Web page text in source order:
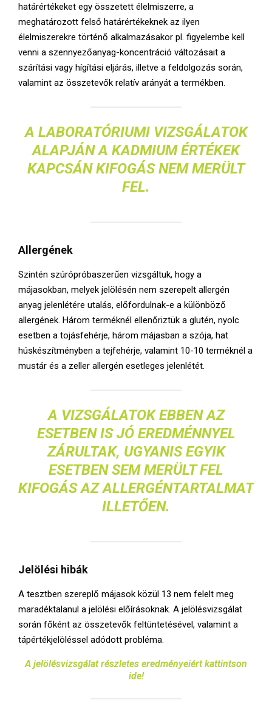
határértékeket egy összetett élelmiszerre, a
meghatározott felső határértékeknek az ilyen
élelmiszerekre történő alkalmazásakor pl. figyelembe kell
venni a szennyezőanyag-koncentráció változásait a
szárítási vagy hígítási eljárás, illetve a feldolgozás során,
valamint az összetevők relatív arányát a termékben.
A LABORATÓRIUMI VIZSGÁLATOK
ALAPJÁN A KADMIUM ÉRTÉKEK
KAPCSÁN KIFOGÁS NEM MERÜLT
FEL.
Allergének
Szintén szúrópróbaszerűen vizsgáltuk, hogy a
májasokban, melyek jelölésén nem szerepelt allergén
anyag jelenlétére utalás, előfordulnak-e a különböző
allergének. Három terméknél ellenőriztük a glutén, nyolc
esetben a tojásfehérje, három májasban a szója, hat
húskészítményben a tejfehérje, valamint 10-10 terméknél a
mustár és a zeller allergén esetleges jelenlétét.
A VIZSGÁLATOK EBBEN AZ
ESETBEN IS JÓ EREDMÉNNYEL
ZÁRULTAK, UGYANIS EGYIK
ESETBEN SEM MERÜLT FEL
KIFOGÁS AZ ALLERGÉNTARTALMAT
ILLETŐEN.
Jelölési hibák
A tesztben szereplő májasok közül 13 nem felelt meg
maradéktalanul a jelölési előírásoknak. A jelölésvizsgálat
során főként az összetevők feltüntetésével, valamint a
tápértékjelöléssel adódott probléma.
A jelölésvizsgálat részletes eredményeiért kattintson
ide!